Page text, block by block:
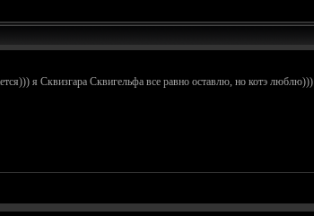
я Сквизгара Сквигельфа все равно оставлю, но котэ люблю)))